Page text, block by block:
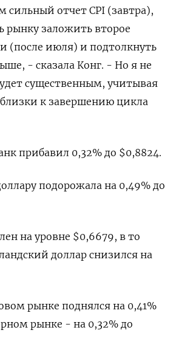
сильный отчет CPI (завтра),
рынку заложить второе
(после июля) и подтолкнуть
- сказала Конг. - Но я не
существенным, учитывая
к завершению цикла
прибавил 0,32% до $0,8824.
подорожала на 0,49%​ до
на уровне $0,6679​, в то
доллар снизился на
рынке поднялся на 0,41%
рынке - на 0,32% до